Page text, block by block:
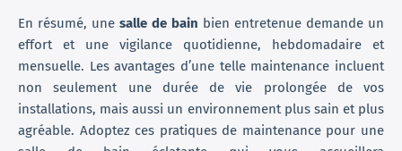
En résumé, une salle de bain bien entretenue demande un
effort et une vigilance quotidienne, hebdomadaire et
mensuelle. Les avantages d’une telle maintenance incluent
non seulement une durée de vie prolongée de vos
installations, mais aussi un environnement plus sain et plus
agréable. Adoptez ces pratiques de maintenance pour une